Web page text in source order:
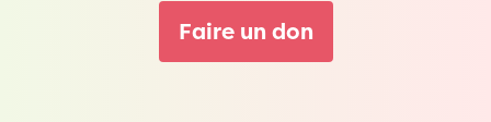
Faire un don